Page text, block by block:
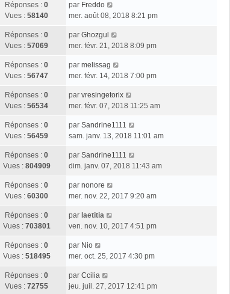
Réponses : 0
Vues : 58140
par Freddo
mer. août 08, 2018 8:21 pm
Réponses : 0
Vues : 57069
par Ghozgul
mer. févr. 21, 2018 8:09 pm
Réponses : 0
Vues : 56747
par melissag
mer. févr. 14, 2018 7:00 pm
Réponses : 0
Vues : 56534
par vresingetorix
mer. févr. 07, 2018 11:25 am
Réponses : 0
Vues : 56459
par Sandrine1111
sam. janv. 13, 2018 11:01 am
Réponses : 0
Vues : 804909
par Sandrine1111
dim. janv. 07, 2018 11:43 am
Réponses : 0
Vues : 60300
par nonore
mer. nov. 22, 2017 9:20 am
Réponses : 0
Vues : 703801
par laetitia
ven. nov. 10, 2017 4:51 pm
Réponses : 0
Vues : 518495
par Nio
mer. oct. 25, 2017 4:30 pm
Réponses : 0
Vues : 72755
par Ccilia
jeu. juil. 27, 2017 12:41 pm